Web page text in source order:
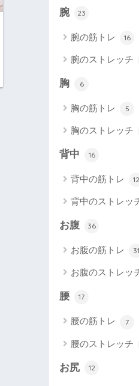
腕 23
腕の筋トレ 16
腕のストレッチ
胸 6
胸の筋トレ 5
胸のストレッチ
背中 16
背中の筋トレ 12
背中のストレッ
お腹 36
お腹の筋トレ 31
お腹のストレッ
腰 17
腰の筋トレ 7
腰のストレッチ
お尻 12